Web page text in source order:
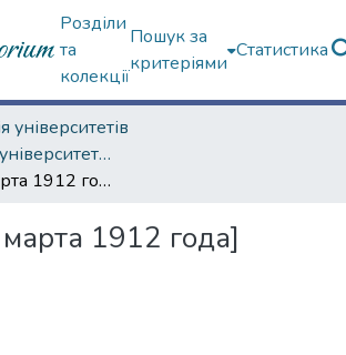
Розділи
та
колекції
Пошук за
критеріями
Статистика
університетів
Харківський університет (сторінками періодичних видань)
Евреи [23 марта 1912 года]
1912 года]